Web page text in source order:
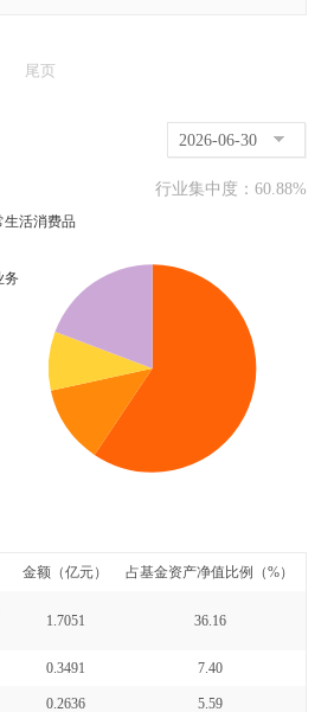
尾页
2026-06-30
行业集中度： 60.88%
金额（亿元） 占基金资产净值比例（%）
1.7051 36.16
0.3491 7.40
0.2636 5.59